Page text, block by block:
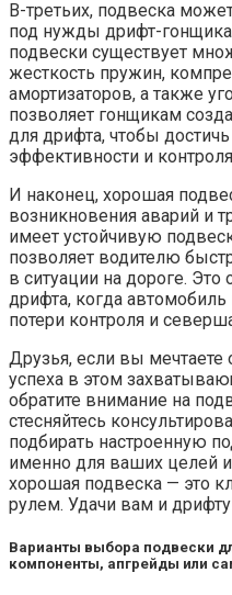
В-третьих, подвеска
под нужды дрифт-
подвески существует
жесткость пружин,
амортизаторов, а также
позволяет гонщикам
для дрифта, чтобы
эффективности и
И наконец, хорошая
возникновения аварий и
имеет устойчивую
позволяет водителю
в ситуации на дороге.
дрифта, когда
потери контроля и
Друзья, если вы мечтаете
успеха в этом
обратите внимание на
стесняйтесь
подбирать настроенную
именно для ваших целей
хорошая подвеска — это
рулем. Удачи вам и
Варианты выбора подвески
компоненты, апгрейды или